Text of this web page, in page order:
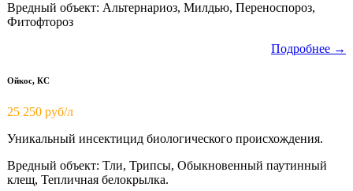
Вредный объект: Альтернариоз, Милдью, Переноспороз,
Фитофтороз
Подробнее →
Ойкос, КС
25 250 руб/л
Уникальный инсектицид биологического происхождения.
Вредный объект: Тли, Трипсы, Обыкновенный паутинный
клещ, Тепличная белокрылка.